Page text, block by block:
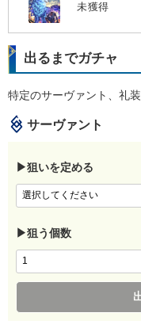
未獲得
出るまでガチャ
特定のサーヴァント、礼
サーヴァント
▶狙いを定める
▶狙う個数